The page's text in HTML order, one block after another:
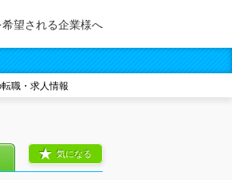
望される企業様へ
職・求人情報
気になる